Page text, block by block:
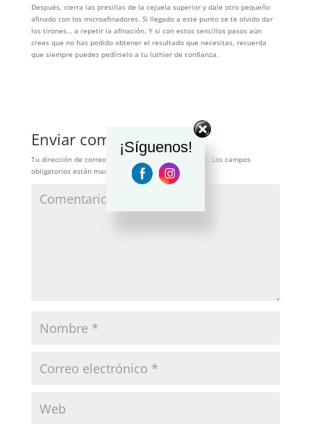
Después, cierra las presillas de la cejuela superior y dale otro pequeño
afinado con los microafinadores. Si llegado a este punto se te olvido dar
los tirones… a repetir la afinación. Y si con estos sencillos pasos aún
crees que no has podido obtener el resultado que necesitas, recuerda
que siempre puedes pedírselo a tu luthier de confianza.
Enviar comentario
Tu dirección de correo electrónico no será publicada. Los campos
obligatorios están marcados con*
¡Síguenos!